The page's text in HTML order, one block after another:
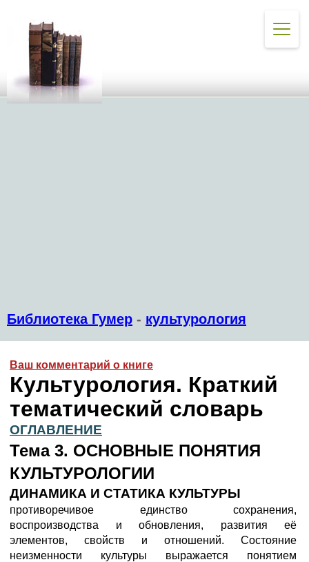
Библиотека Гумер - культурология
Ваш комментарий о книге
Культурология. Краткий
тематический словарь
ОГЛАВЛЕНИЕ
Тема 3. ОСНОВНЫЕ ПОНЯТИЯ
КУЛЬТУРОЛОГИИ
ДИНАМИКА И СТАТИКА КУЛЬТУРЫ
противоречивое единство сохранения,
воспроизводства и обновления, развития её
элементов, свойств и отношений. Состояние
неизменности культуры выражается понятием